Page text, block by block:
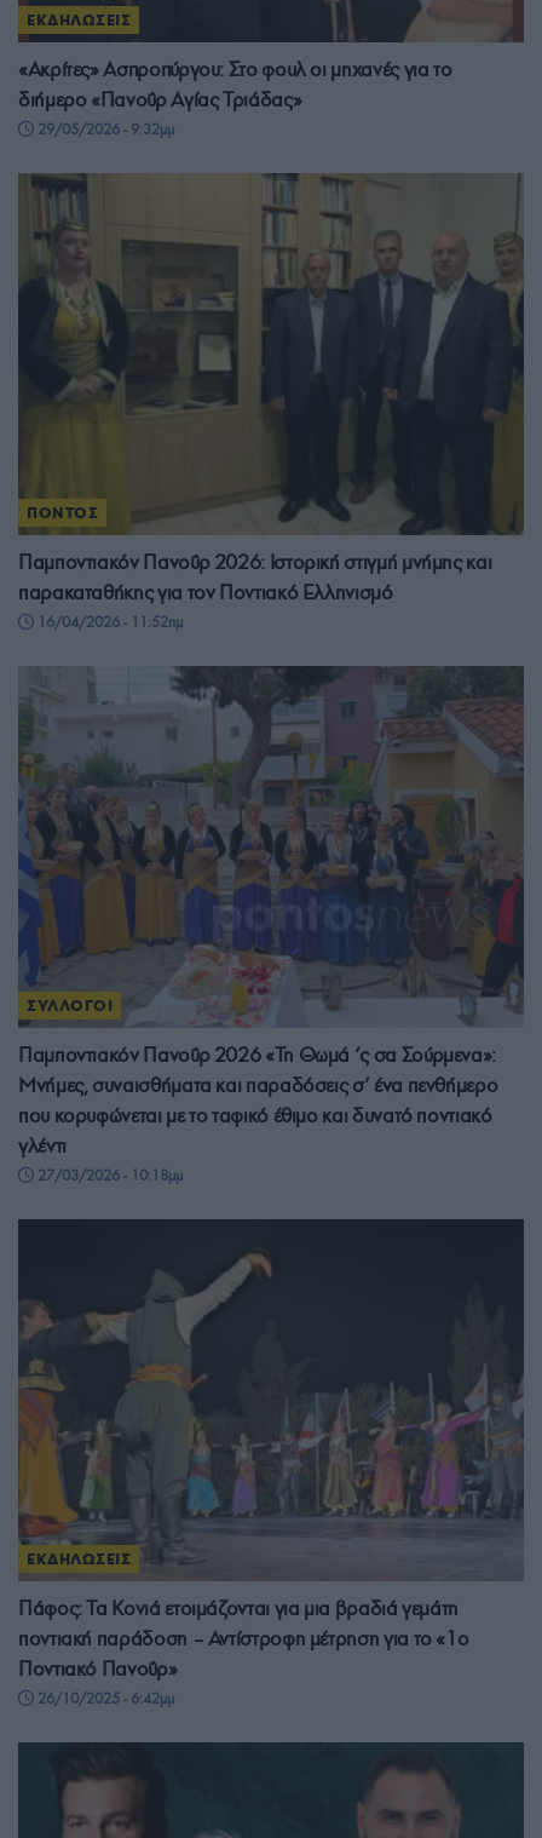
ΕΚΔΗΛΩΣΕΙΣ
«Ακρίτες» Ασπροπύργου: Στο φουλ οι μηχανές για το
διήμερο «Πανοΰρ Αγίας Τριάδας»
29/05/2026 - 9:32μμ
ΠΟΝΤΟΣ
Παμποντιακόν Πανοΰρ 2026: Ιστορική στιγμή μνήμης και
παρακαταθήκης για τον Ποντιακό Ελληνισμό
16/04/2026 - 11:52πμ
ΣΥΛΛΟΓΟΙ
Παμποντιακόν Πανοΰρ 2026 «Τη Θωμά ‘ς σα Σούρμενα»:
Μνήμες, συναισθήματα και παραδόσεις σ’ ένα πενθήμερο
που κορυφώνεται με το ταφικό έθιμο και δυνατό ποντιακό
γλέντι
27/03/2026 - 10:18μμ
ΕΚΔΗΛΩΣΕΙΣ
Πάφος: Τα Κονιά ετοιμάζονται για μια βραδιά γεμάτη
ποντιακή παράδοση – Αντίστροφη μέτρηση για το «1o
Ποντιακό Πανοΰρ»
26/10/2025 - 6:42μμ